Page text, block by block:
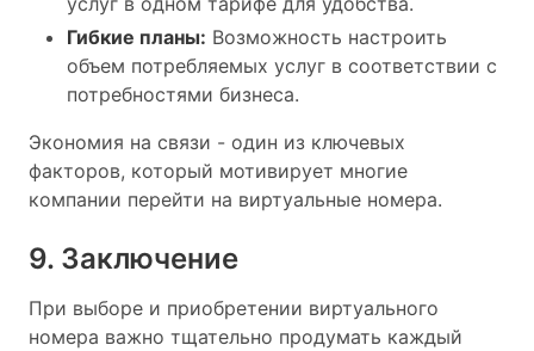
Гибкие планы: Возможность настроить
объем потребляемых услуг в соответствии с
потребностями бизнеса.
Экономия на связи - один из ключевых
факторов, который мотивирует многие
компании перейти на виртуальные номера.
9. Заключение
При выборе и приобретении виртуального
номера важно тщательно продумать каждый